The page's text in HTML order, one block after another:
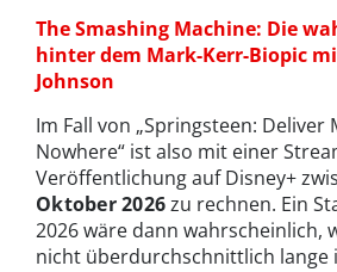
The Smashing Machine: Die
hinter dem Mark-Kerr-Biopic
Johnson
Im Fall von „Springsteen: Deliver
Nowhere“ ist also mit einer
Veröffentlichung auf Disney+
Oktober 2026zu rechnen. Ein
2026 wäre dann wahrscheinlich,
nicht überdurchschnittlich lange